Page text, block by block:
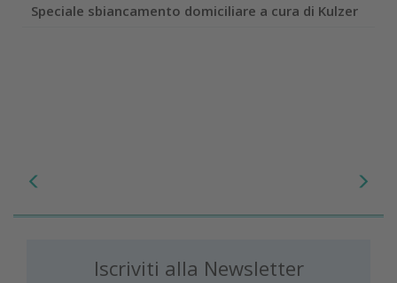
Speciale sbiancamento domiciliare a cura di Kulzer
Iscriviti alla Newsletter